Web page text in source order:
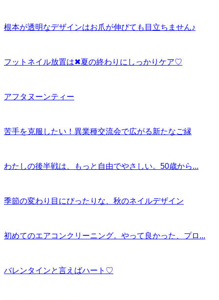
根本が透明なデザインはお爪が伸びても目立ちません♪
フットネイル放置は✖夏の終わりにしっかりケア♡
アフタヌーンティー
苦手を克服したい！異業種交流会で広がる新たなご縁
わたしの後半戦は、もっと自由でやさしい。50歳から...
季節の変わり目にぴったりな、秋のネイルデザイン
初めてのエアコンクリーニング。やって良かった、プロ...
バレンタインと言えばハート♡